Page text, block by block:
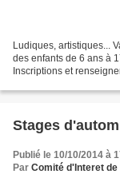
Ludiques, artistiques...
des enfants de 6 ans à
Inscriptions et
Stages
Publié le 10/10/2014 à
Par Comité d'Interet